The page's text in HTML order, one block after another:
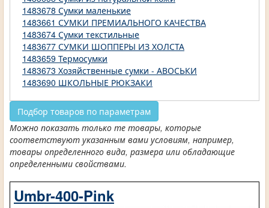
1483678 Сумки маленькие
1483661 СУМКИ ПРЕМИАЛЬНОГО КАЧЕСТВА
1483674 Сумки текстильные
1483677 СУМКИ ШОППЕРЫ ИЗ ХОЛСТА
1483659 Термосумки
1483673 Хозяйственные сумки - АВОСЬКИ
1483690 ШКОЛЬНЫЕ РЮКЗАКИ
Подбор товаров по параметрам
Можно показать только те товары, которые
соответствуют указанным вами условиям, например,
товары определенного вида, размера или обладающие
определенными свойствами.
Umbr-400-Pink